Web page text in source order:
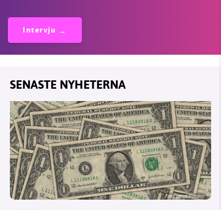
Intervju
SENASTE NYHETERNA
Foto:geralt/Pixabay